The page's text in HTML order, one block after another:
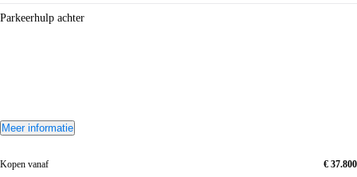
Parkeerhulp achter
Meer informatie
Kopen vanaf
€ 37.800